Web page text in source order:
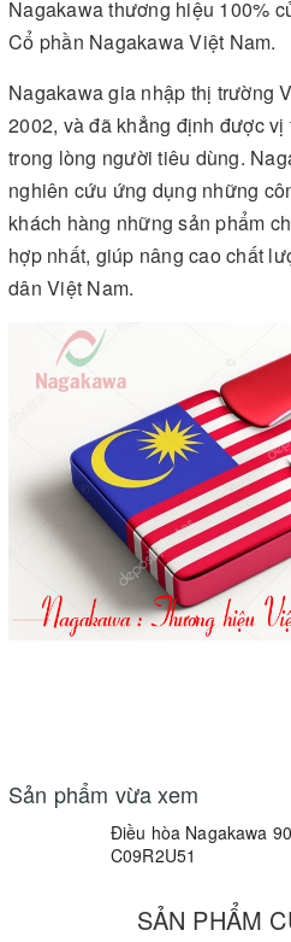
Nagakawa thương hiệu 100%
Cổ phần Nagakawa Việt Nam.
Nagakawa gia nhập thị trường
2002, và đã khẳng định được
trong lòng người tiêu dùng.
nghiên cứu ứng dụng những
khách hàng những sản phẩm
hợp nhất, giúp nâng cao chất
dân Việt Nam.
Sản phẩm vừa xem
Điều hòa Nagakawa
C09R2U51
SẢN PHẨM